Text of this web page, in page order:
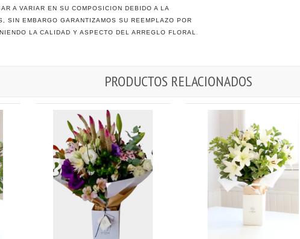
A VARIAR EN SU COMPOSICION DEBIDO A LA
SIN EMBARGO GARANTIZAMOS SU REEMPLAZO POR
LA CALIDAD Y ASPECTO DEL ARREGLO FLORAL
PRODUCTOS RELACIONADOS